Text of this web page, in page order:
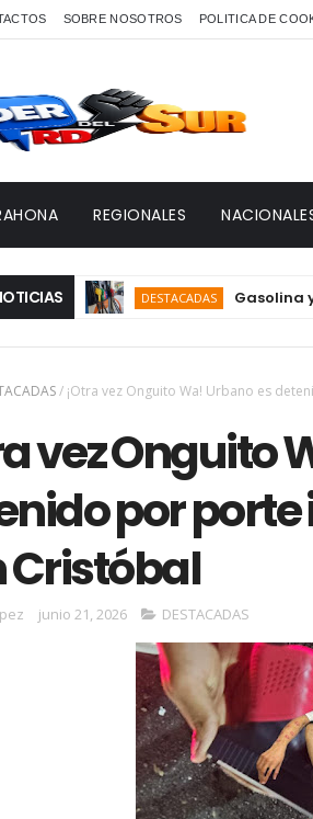
SOBRE NOSOTROS POLITICA DE
REGIONALES
DESTACADAS Gasolina y gasoil
/ ¡Otra vez Onguito Wa! Urbano es
vez Onguito
por
Cristóbal
junio 21, 2026 DESTACADAS